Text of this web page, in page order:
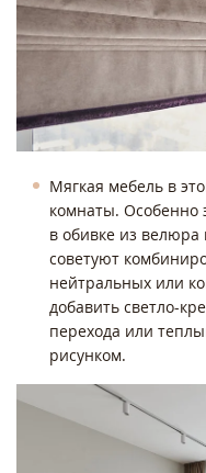
Мягкая мебель в
комнаты. Особенно
в обивке из
советуют
нейтральных или
добавить светло-
перехода или
рисунком.